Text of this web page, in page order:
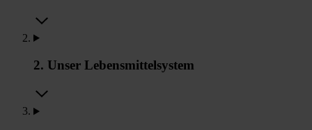
2. Unser Lebensmittelsystem